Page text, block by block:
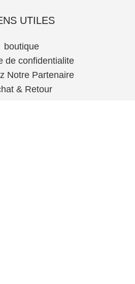
UTILES
boutique
de confidentialite
Notre Partenaire
& Retour